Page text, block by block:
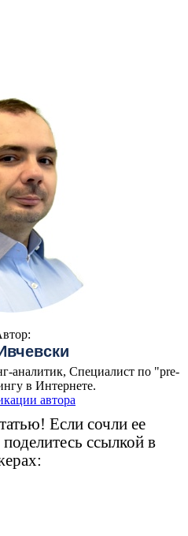
аналитик, Специалист по "pre-
в Интернете.
автора
Если сочли ее
ссылкой в